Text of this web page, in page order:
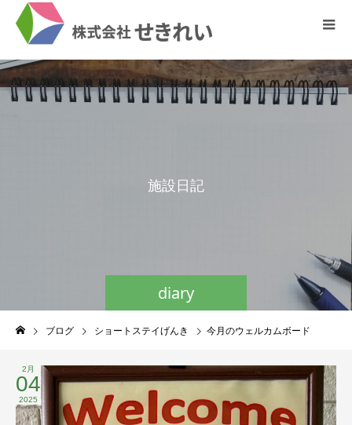
diary
施設日記
ブログ ショートステイげんき 今月のウェルカムボード
2月
04
2025